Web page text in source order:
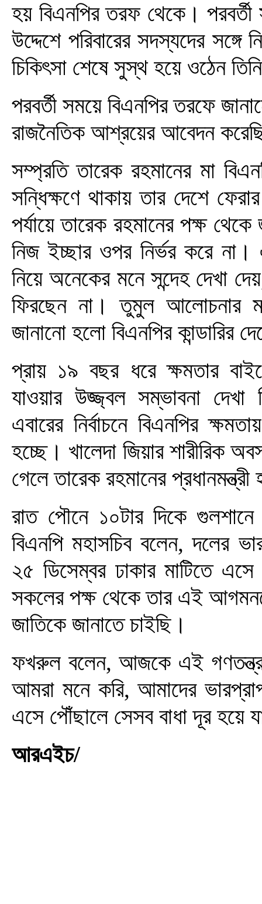
হয় বিএনপির তরফ থেকে।
উদ্দেশে পরিবারের সদস্যদের সঙ্গে
চিকিৎসা শেষে সুস্থ হয়ে ওঠেন
পরবর্তী সময়ে বিএনপির তরফে
রাজনৈতিক আশ্রয়ের আবেদন
সম্প্রতি তারেক রহমানের মা
সন্ধিক্ষণে থাকায় তার দেশে
পর্যায়ে তারেক রহমানের পক্ষ
নিজ ইচ্ছার ওপর নির্ভর করে
নিয়ে অনেকের মনে সন্দেহ দেখা
ফিরছেন না। তুমুল আলোচনার
জানানো হলো বিএনপির কান্ডারির
প্রায় ১৯ বছর ধরে ক্ষমতার
যাওয়ার উজ্জ্বল সম্ভাবনা
এবারের নির্বাচনে বিএনপির
হচ্ছে। খালেদা জিয়ার শারীরিক
গেলে তারেক রহমানের
রাত পৌনে ১০টার দিকে গুলশানে
বিএনপি মহাসচিব বলেন, দলের
২৫ ডিসেম্বর ঢাকার মাটিতে
সকলের পক্ষ থেকে তার এই
জাতিকে জানাতে চাইছি।
ফখরুল বলেন, আজকে এই গণতন্ত্র
আমরা মনে করি, আমাদের
এসে পৌঁছালে সেসব বাধা দূর হয়ে
আরএইচ/